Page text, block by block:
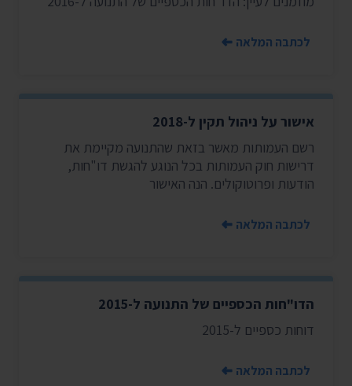
לכתבה המלאה
אישור על ניהול תקין ל-2018
רשם העמותות מאשר בזאת שהתנועה מקיימת את
דרישות חוק העמותות בכל הנוגע להגשת דו"חות,
הודעות ופרוטוקולים. הנה האישור
לכתבה המלאה
הדו"חות הכספיים של התנועה ל-2015
דוחות כספיים ל-2015
לכתבה המלאה